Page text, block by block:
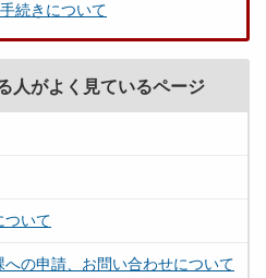
続きについて
人がよく見ているページ
ついて
の申請、お問い合わせについて